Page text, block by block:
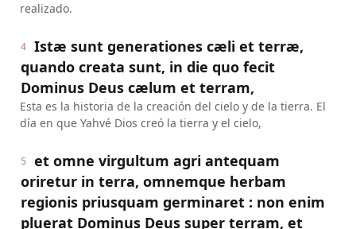
realizado.
4
Istæ sunt generationes cæli et terræ,
quando creata sunt, in die quo fecit
Dominus Deus cælum et terram,
Esta es la historia de la creación del cielo y de la tierra. El
día en que Yahvé Dios creó la tierra y el cielo,
5
et omne virgultum agri antequam
oriretur in terra, omnemque herbam
regionis priusquam germinaret : non enim
pluerat Dominus Deus super terram, et